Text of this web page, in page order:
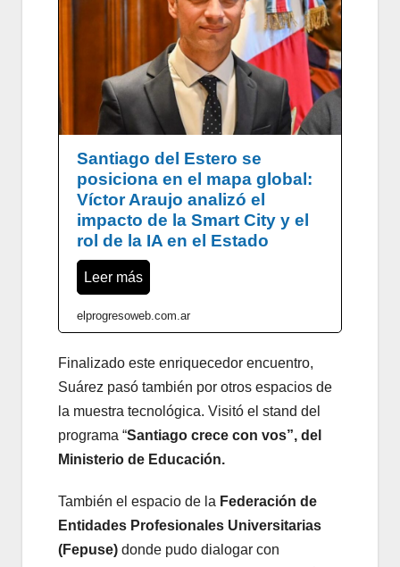
Santiago del Estero se
posiciona en el mapa global:
Víctor Araujo analizó el
impacto de la Smart City y el
rol de la IA en el Estado
Leer más
elprogresoweb.com.ar
Finalizado este enriquecedor encuentro,
Suárez pasó también por otros espacios de
la muestra tecnológica. Visitó el stand del
programa “Santiago crece con vos”, del
Ministerio de Educación.
También el espacio de la Federación de
Entidades Profesionales Universitarias
(Fepuse) donde pudo dialogar con